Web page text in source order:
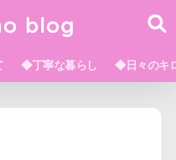
blog
◆丁寧な暮らし ◆日々のキ